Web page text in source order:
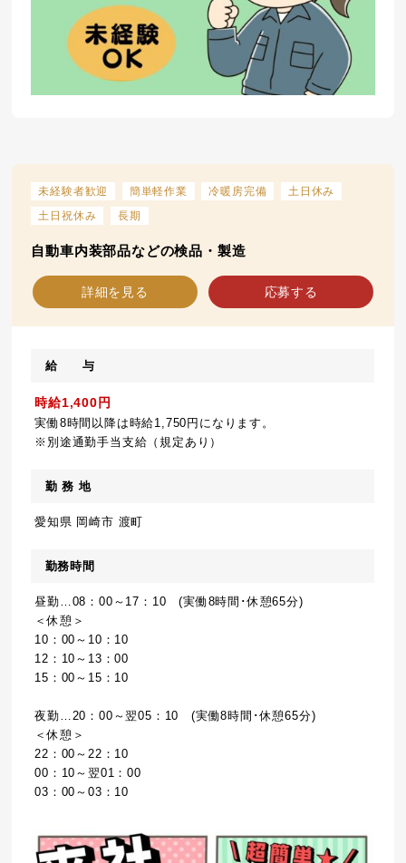
未経験者歓迎 簡単軽作業 冷暖房完備
土日休み
土日祝休み
長期
自動車内装部品などの検品・製造
詳細を見る 応募する
給 与
時給1,400円
実働8時間以降は時給1,750円になります。
※別途通勤手当支給（規定あり）
勤 務 地
愛知県 岡崎市 渡町
勤務時間
昼勤…08：00～17：10 (実働8時間･休憩65分)
＜休憩＞
10：00～10：10
12：10～13：00
15：00～15：10
夜勤…20：00～翌05：10 (実働8時間･休憩65分)
＜休憩＞
22：00～22：10
00：10～翌01：00
03：00～03：10